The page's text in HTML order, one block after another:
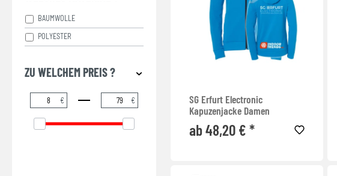
BAUMWOLLE
POLYESTER
ZU WELCHEM PREIS ?
€ €
SG Erfurt Electronic
Kapuzenjacke Damen
ab 48,20 € *